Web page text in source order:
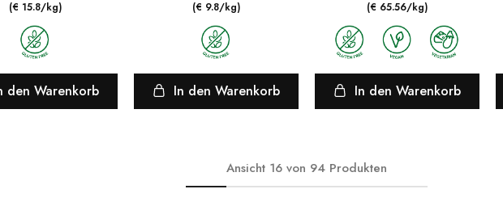
(€ 15.8/kg)
den Warenkorb
(€ 9.8/kg)
In den Warenkorb
(€ 65.56/kg)
In den Warenkorb
Ansicht16 von 94 Produkten